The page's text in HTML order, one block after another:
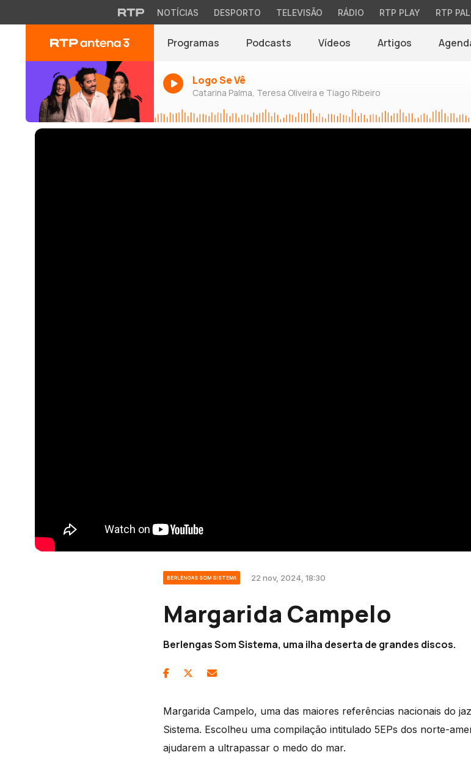
NOTÍCIAS DESPORTO TELEVISÃO RÁDIO RTP PLAY RTP
Programas Podcasts Vídeos Artigos
Logo Se Vê
Catarina Palma, Teresa Oliveira e Tiago Ribeiro
BERLENGAS SOM SISTEMA 22 nov, 2024, 18:30
Margarida Campelo
Berlengas Som Sistema, uma ilha deserta de grandes discos.
Margarida Campelo, uma das maiores referências nacionais do
Sistema. Escolheu uma compilação intitulado 5EPs dos norte-
ajudarem a ultrapassar o medo do mar.